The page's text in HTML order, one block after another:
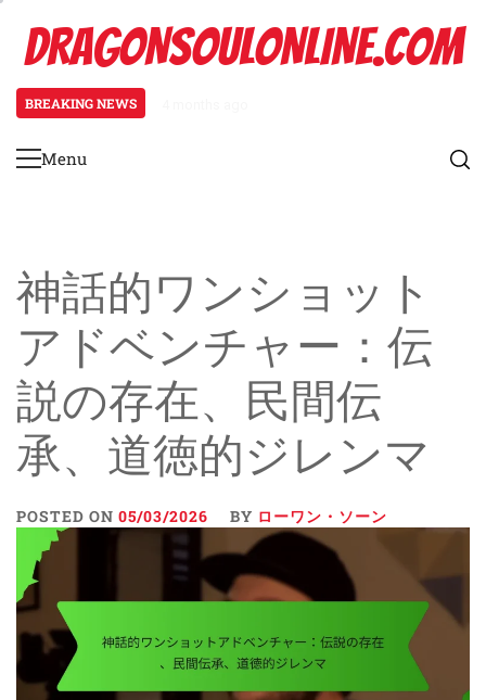
content
DRAGONSOULONLINE.COM
BREAKING NEWS
Primary
Menu
神話的ワンショット
アドベンチャー：伝
説の存在、民間伝
承、道徳的ジレンマ
POSTED ON 05/03/2026 BY ローワン・ソーン